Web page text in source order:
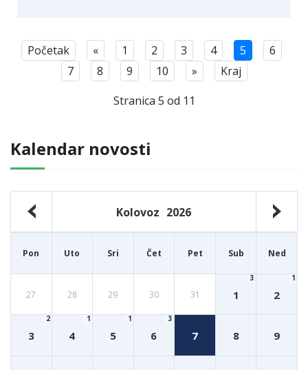
Kalendar novosti
Kolovoz 2026
Pon Uto Sri Čet Pet Sub Ned
27 28 29 30 31 1
3
2
1
3
2
4
1
5
1
6
3
7 8 9
Početak « 1 2 3 4 5
6
7
8 9 10 »
Kraj
Stranica 5 od 11